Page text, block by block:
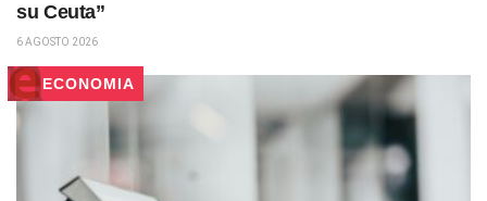
su Ceuta”
6 AGOSTO 2026
ECONOMIA